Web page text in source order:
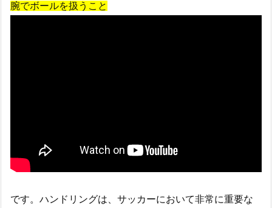
腕でボールを扱うこと
です。ハンドリングは、サッカーにおいて非常に重要な